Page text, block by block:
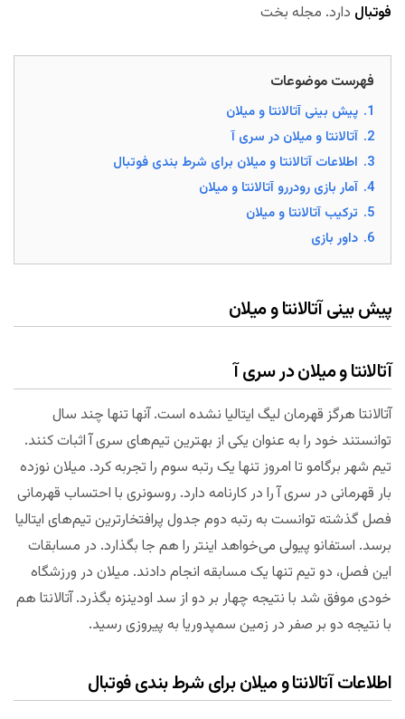
فوتبال دارد. مجله بخت
فهرست موضوعات
1. پیش بینی آتالانتا و میلان
2. آتالانتا و میلان در سری آ
3. اطلاعات آتالانتا و میلان برای شرط بندی فوتبال
4. آمار بازی رودررو آتالانتا و میلان
5. ترکیب آتالانتا و میلان
6. داور بازی
پیش بینی آتالانتا و میلان
آتالانتا و میلان در سری آ
آتالانتا هرگز قهرمان لیگ ایتالیا نشده است. آنها تنها چند سال
توانستند خود را به عنوان یکی از بهترین تیم‌های سری آ اثبات کنند.
تیم شهر برگامو تا امروز تنها یک رتبه سوم را تجربه کرد. میلان نوزده
بار قهرمانی در سری آ را در کارنامه دارد. روسونری با احتساب قهرمانی
فصل گذشته توانست به رتبه دوم جدول پرافتخارترین تیم‌های ایتالیا
برسد. استفانو پیولی می‌خواهد اینتر را هم جا بگذارد. در مسابقات
این فصل، دو تیم تنها یک مسابقه انجام دادند. میلان در ورزشگاه
خودی موفق شد با نتیجه چهار بر دو از سد اودینزه بگذرد. آتالانتا هم
با نتیجه دو بر صفر در زمین سمپدوریا به پیروزی رسید.
اطلاعات آتالانتا و میلان برای شرط بندی فوتبال